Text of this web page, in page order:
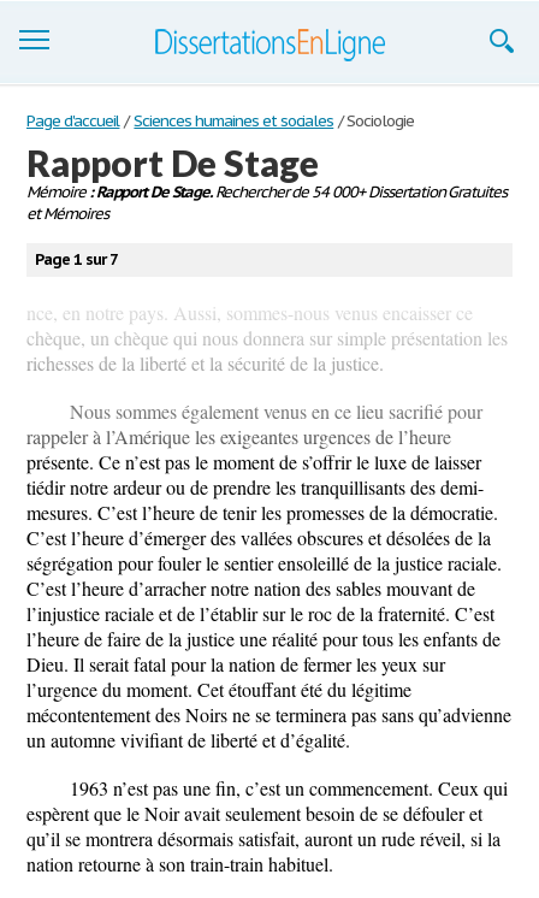
Dissertations
S'inscrire
Se connecter
Contactez-nous
Page d'accueil / Sciences humaines et sociales /Sociologie
Rapport De Stage
Mémoire: Rapport De Stage.Rechercher de 54 000+ Dissertation Gratuites
et Mémoires
Page 1 sur 7
nce, en notre pays. Aussi, sommes-nous venus encaisser ce
chèque, un chèque qui nous donnera sur simple présentation les
richesses de la liberté et la sécurité de la justice.
Nous sommes également venus en ce lieu sacrifié pour
rappeler à l’Amérique les exigeantes urgences de l’heure
présente. Ce n’est pas le moment de s’offrir le luxe de laisser
tiédir notre ardeur ou de prendre les tranquillisants des demi-
mesures. C’est l’heure de tenir les promesses de la démocratie.
C’est l’heure d’émerger des vallées obscures et désolées de la
ségrégation pour fouler le sentier ensoleillé de la justice raciale.
C’est l’heure d’arracher notre nation des sables mouvant de
l’injustice raciale et de l’établir sur le roc de la fraternité. C’est
l’heure de faire de la justice une réalité pour tous les enfants de
Dieu. Il serait fatal pour la nation de fermer les yeux sur
l’urgence du moment. Cet étouffant été du légitime
mécontentement des Noirs ne se terminera pas sans qu’advienne
un automne vivifiant de liberté et d’égalité.
1963 n’est pas une fin, c’est un commencement. Ceux qui
espèrent que le Noir avait seulement besoin de se défouler et
qu’il se montrera désormais satisfait, auront un rude réveil, si la
nation retourne à son train-train habituel.